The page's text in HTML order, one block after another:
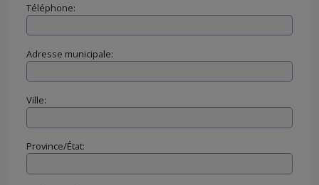
Téléphone:
Adresse municipale:
Ville:
Province/État: